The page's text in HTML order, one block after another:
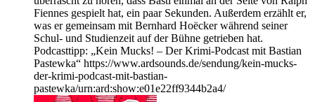
Fiennes gespielt hat, ein paar Sekunden. Außerdem erzählt er,
was er gemeinsam mit Bernhard Hoëcker während seiner
Schul- und Studienzeit auf der Bühne getrieben hat.
Podcasttipp: „Kein Mucks! – Der Krimi-Podcast mit Bastian
Pastewka“ https://www.ardsounds.de/sendung/kein-mucks-
der-krimi-podcast-mit-bastian-
pastewka/urn:ard:show:e01e22ff9344b2a4/